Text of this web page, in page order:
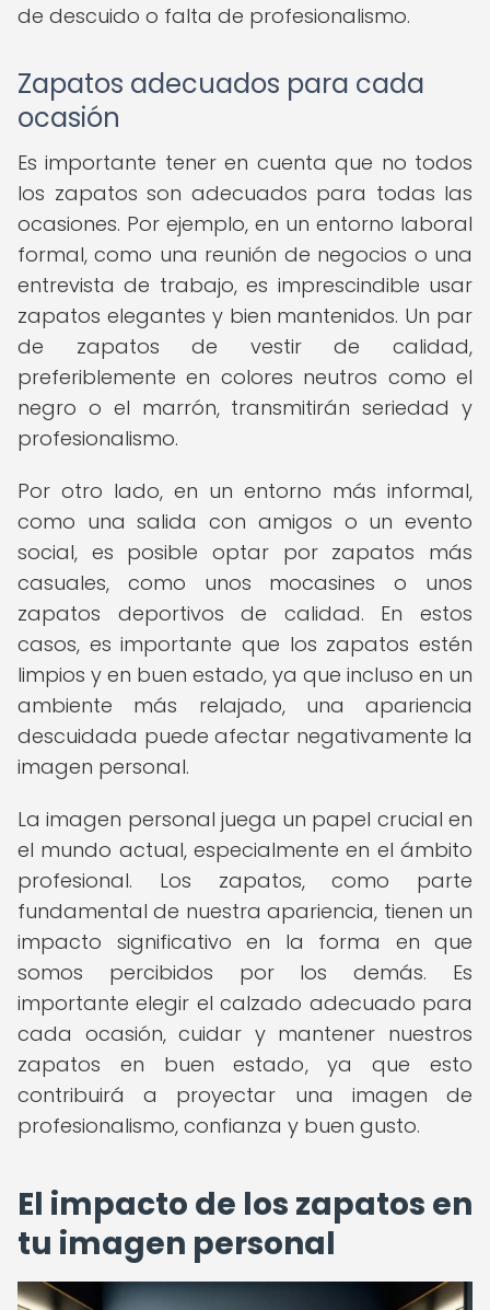
de descuido o falta de profesionalismo.
Zapatos adecuados para cada
ocasión
Es importante tener en cuenta que no todos
los zapatos son adecuados para todas las
ocasiones. Por ejemplo, en un entorno laboral
formal, como una reunión de negocios o una
entrevista de trabajo, es imprescindible usar
zapatos elegantes y bien mantenidos. Un par
de zapatos de vestir de calidad,
preferiblemente en colores neutros como el
negro o el marrón, transmitirán seriedad y
profesionalismo.
Por otro lado, en un entorno más informal,
como una salida con amigos o un evento
social, es posible optar por zapatos más
casuales, como unos mocasines o unos
zapatos deportivos de calidad. En estos
casos, es importante que los zapatos estén
limpios y en buen estado, ya que incluso en un
ambiente más relajado, una apariencia
descuidada puede afectar negativamente la
imagen personal.
La imagen personal juega un papel crucial en
el mundo actual, especialmente en el ámbito
profesional. Los zapatos, como parte
fundamental de nuestra apariencia, tienen un
impacto significativo en la forma en que
somos percibidos por los demás. Es
importante elegir el calzado adecuado para
cada ocasión, cuidar y mantener nuestros
zapatos en buen estado, ya que esto
contribuirá a proyectar una imagen de
profesionalismo, confianza y buen gusto.
El impacto de los zapatos en
tu imagen personal